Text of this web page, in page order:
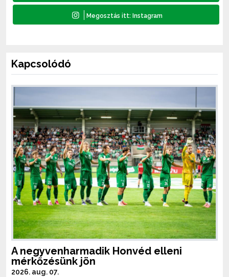
Kapcsolódó
A negyvenharmadik Honvéd elleni
mérkőzésünk jön
2026. aug. 07.